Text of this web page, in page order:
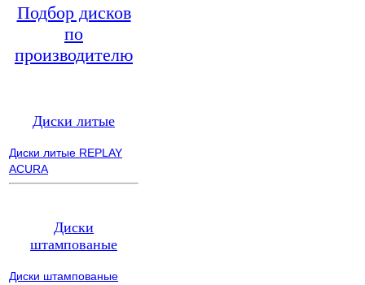
Подбор дисков
по
производителю
Диски литые
Диски литые REPLAY
ACURA
Диски
штампованые
Диски штампованые